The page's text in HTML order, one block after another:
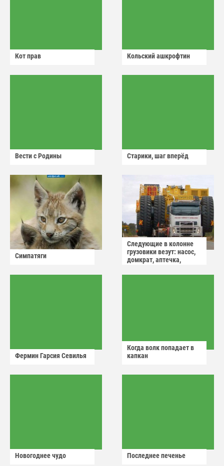
Кот прав Кольский ашкрофтин
Вести с Родины Старики, шаг вперёд
Симпатяги
Следующие в колонне
грузовики везут: насос,
домкрат, аптечка,
Фермин Гарсия Севилья
Когда волк попадает в
капкан
Новогоднее чудо Последнее печенье